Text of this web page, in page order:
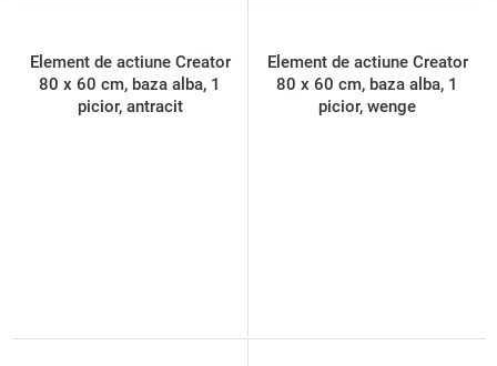
Element de actiune Creator
80 x 60 cm, baza alba, 1
picior, antracit
Element de actiune Creator
80 x 60 cm, baza alba, 1
picior, wenge